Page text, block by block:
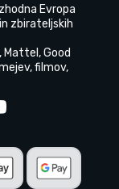
Evropa
zbirateljskih
Mattel, Good
filmov,